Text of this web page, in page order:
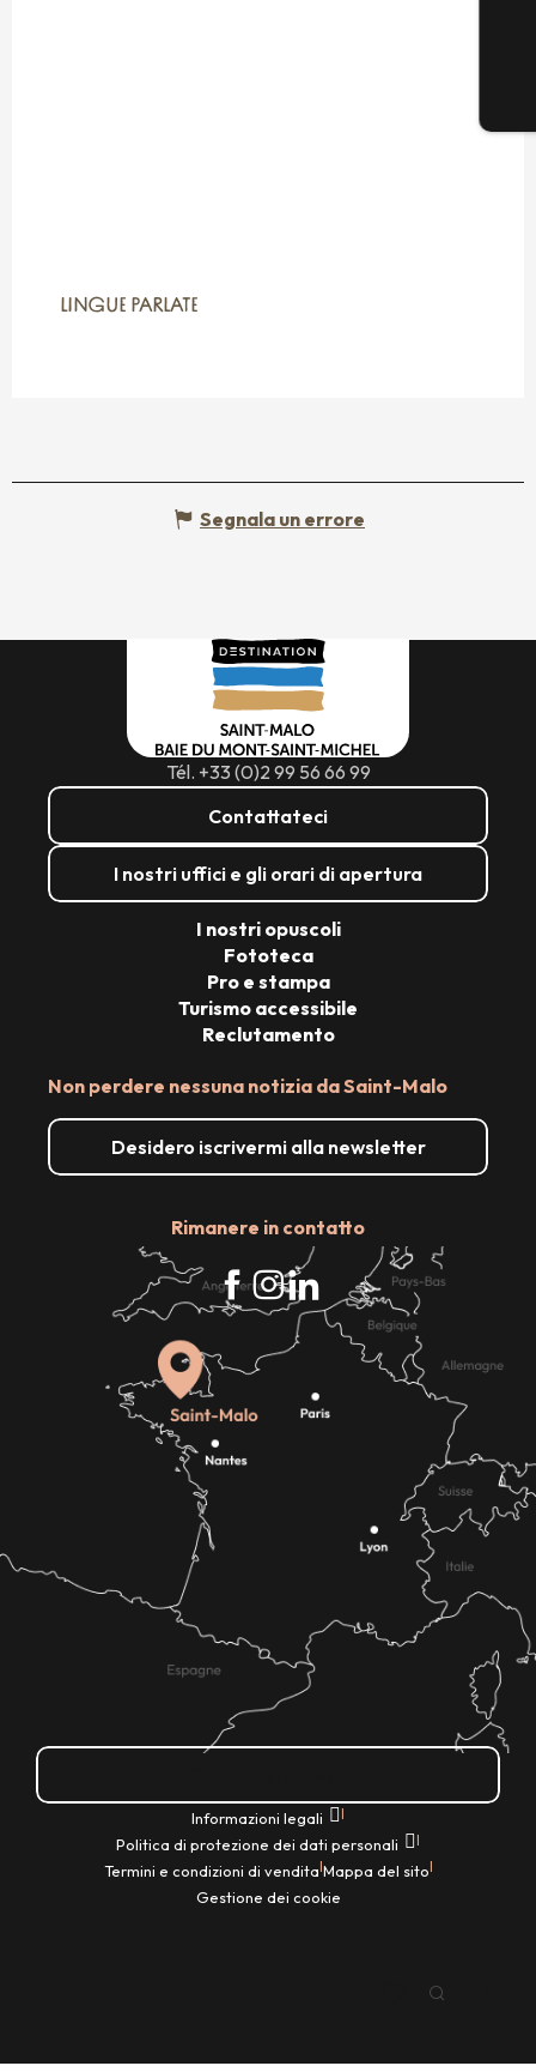
LINGUE PARLATE
LINGUE PARLATE
Segnala un errore
Tél. +33 (0)2 99 56 66 99
Contattateci
I nostri uffici e gli orari di apertura
Non perdere nessuna notizia da Saint-Malo
Desidero iscrivermi alla newsletter
Rimanere in contatto
I nostri opuscoli
Fototeca
Pro e stampa
Turismo accessibile
Reclutamento
Informazioni legali |
Politica di protezione dei dati personali |
Termini e condizioni di vendita|Mappa del sito|
Gestione dei cookie